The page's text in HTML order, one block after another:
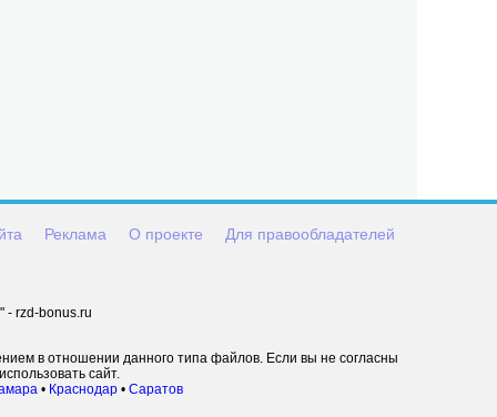
Реклама О проекте
Для правообладателей
rzd-bonus.ru
в отношении данного типа файлов. Если вы не согласны
сайт.
• Краснодар • Саратов